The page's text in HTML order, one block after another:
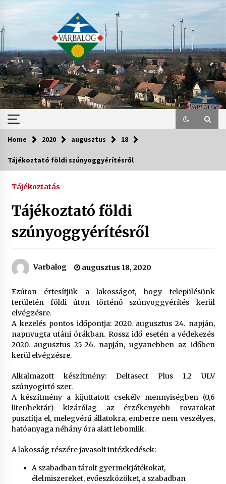
content
Home 2020 augusztus 18
Tájékoztató földi szúnyoggyérítésről
Tájékoztatás
Tájékoztató földi
szúnyoggyérítésről
Varbalog augusztus 18, 2020
Ezúton értesítjük a lakosságot, hogy településünk
területén földi úton történő szúnyoggyérítés kerül
elvégzésre.
A kezelés pontos időpontja: 2020. augusztus 24. napján,
napnyugta utáni órákban. Rossz idő esetén a védekezés
2020. augusztus 25-26. napján, ugyanebben az időben
kerül elvégzésre.
Alkalmazott készítmény: Deltasect Plus 1,2 ULV
szúnyogirtó szer.
A készítmény a kijuttatott csekély mennyiségben (0,6
liter/hektár) kizárólag az érzékenyebb rovarokat
pusztítja el, melegvérű állatokra, emberre nem veszélyes,
hatóanyaga néhány óra alatt lebomlik.
A lakosság részére javasolt intézkedések:
A szabadban tárolt gyermekjátékokat,
élelmiszereket, evőeszközöket, a szabadban